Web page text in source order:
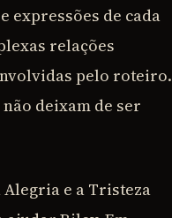
expressões de cada
relações
pelo roteiro.
deixam de ser
e a Tristeza